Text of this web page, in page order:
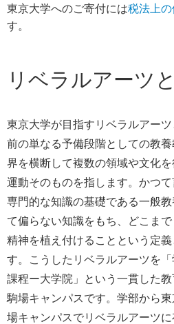
東京大学へのご寄付には税法上
す。
リベラルアーツ
東京大学が目指すリベラルアー
前の単なる予備段階としての教
界を横断して複数の領域や文化
運動そのものを指します。かつ
専門的な知識の基礎である一般
て偏らない知識をもち、どこま
精神を植え付けることという定
す。こうしたリベラルアーツを
課程ー大学院」という一貫した教
駒場キャンパスです。学部から
場キャンパスでリベラルアーツ